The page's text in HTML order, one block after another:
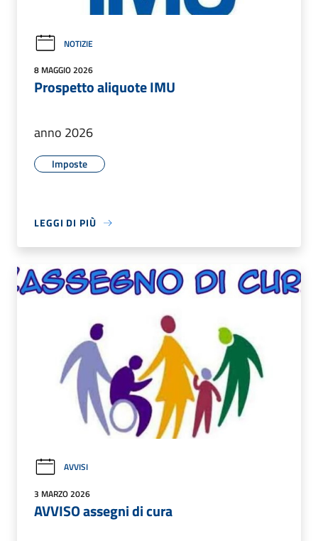
NOTIZIE
8 MAGGIO 2026
Prospetto aliquote IMU
anno 2026
Imposte
LEGGI DI PIÙ
AVVISI
3 MARZO 2026
AVVISO assegni di cura